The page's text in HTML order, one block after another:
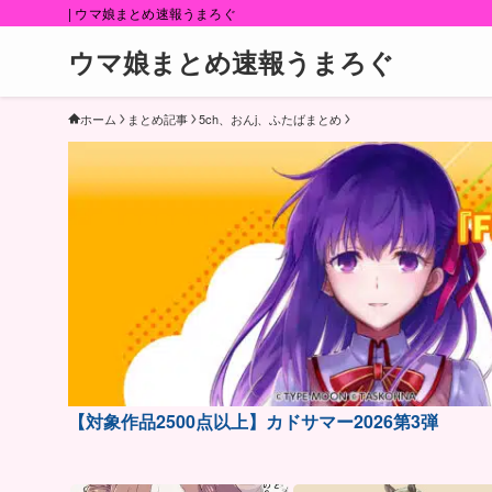
| ウマ娘まとめ速報うまろぐ
ウマ娘まとめ速報うまろぐ
ホーム まとめ記事 5ch、おんj、ふたばまとめ
【対象作品2500点以上】カドサマー2026第3弾